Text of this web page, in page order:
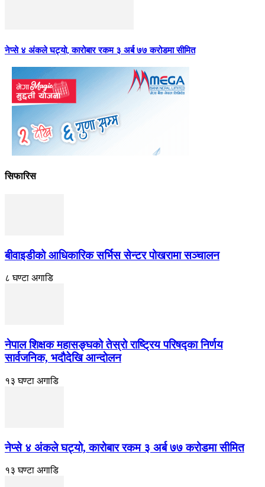
नेप्से ४ अंकले घट्यो, कारोबार रकम ३ अर्ब ७७ करोडमा सीमित
सिफारिस
बीवाइडीको आधिकारिक सर्भिस सेन्टर पोखरामा सञ्चालन
८ घण्टा अगाडि
नेपाल शिक्षक महासङ्घको तेस्रो राष्ट्रिय परिषद्का निर्णय
सार्वजनिक, भदाैदेखि आन्दाेलन
१३ घण्टा अगाडि
नेप्से ४ अंकले घट्यो, कारोबार रकम ३ अर्ब ७७ करोडमा सीमित
१३ घण्टा अगाडि